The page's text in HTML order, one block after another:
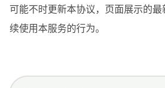
可能不时更新本协议，页面展示的
续使用本服务的行为。